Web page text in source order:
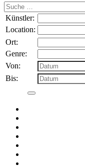
Suche
nach:
Künstler:
Location:
Ort:
Genre:
Von:
Bis: